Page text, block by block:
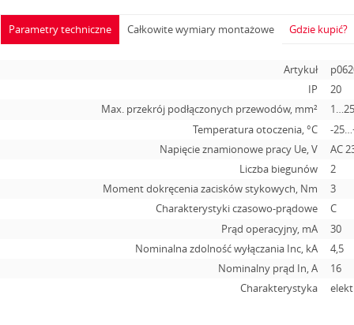
Parametry techniczne
Artykuł
IP
20
Max. przekrój podłączonych przewodów, mm²
Temperatura otoczenia, °С
-
Napięcie znamionowe pracy Ue, V
АС
Liczba biegunów
2
Moment dokręcenia zacisków stykowych, Nm
3
Charakterystyki czasowo-prądowe
C
Prąd operacyjny, mA
30
Nominalna zdolność wyłączania Inc, kA
4,5
Nominalny prąd In, А
16
Charakterystyka
Całkowite wymiary montażowe Gdzie kupić?